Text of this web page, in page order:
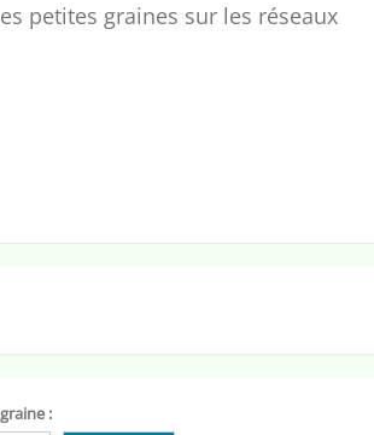
petites graines sur les réseaux
: